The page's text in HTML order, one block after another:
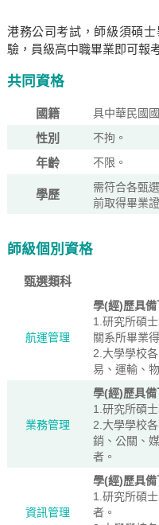
港務公司考試，師級須碩
驗，員級高中職畢業即可報
共同資格
國籍 具中華民國
性別 不拘。
年齡 不限。
學歷
需符合各甄
前取得畢業
師級個別資格
甄選類科
航運管理
學(經)歷具
1.研究所碩
關系所畢業
2.大學學校
易、運輸、
業務管理
學(經)歷具
1.研究所碩
2.大學學校
銷、公關、
者。
資訊管理
學(經)歷具
1.研究所碩
者。